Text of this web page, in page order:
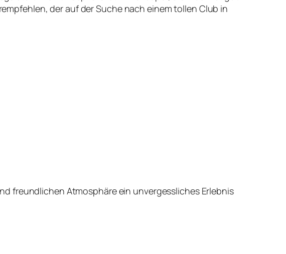
der auf der Suche nach einem tollen Club in
freundlichen Atmosphäre ein unvergessliches Erlebnis